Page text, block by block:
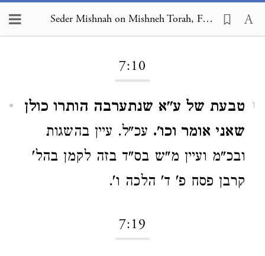
Seder Mishnah on Mishneh Torah, Foreign Worship and Customs of the Nations 7:10
7:10
1
טבעת של ע"א שנתערבה הותרו כולן
שאני אומר וכו'. עכ"ל. עיין בהשגות
ובכ"מ ועיין מ"ש בס"ד בזה לקמן בהל'
קרבן פסח פ' ד' הלכה ו'.
7:19